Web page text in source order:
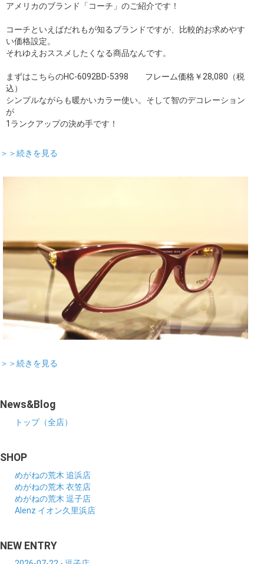
アメリカのブランド「コーチ」のご紹介です！
コーチといえばだれもが知るブランドですが、比較的お求めやす
い価格設定。
それゆえおススメしたくなる商品なんです。
まずはこちらのHC-6092BD-5398 フレーム価格￥28,080（税
込）
シンプルながらも暖かいカラー使い。そして智のデコレーション
が
1ランクアップの決め手です！
＞＞続きを見る
＞＞続きを見る
News&Blog
トップ（全店）
SHOP
めがねの荒木 追浜店
めがねの荒木 衣笠店
めがねの荒木 逗子店
Alenz イオン久里浜店
NEW ENTRY